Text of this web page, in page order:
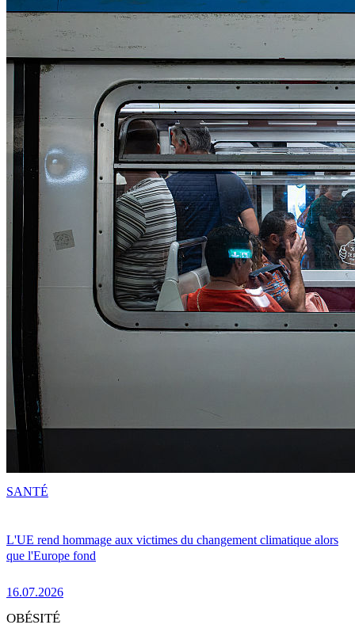
L'UE rend hommage aux victimes du changement climatique alors
que l'Europe fond
16.07.2026
SANTÉ
OBÉSITÉ